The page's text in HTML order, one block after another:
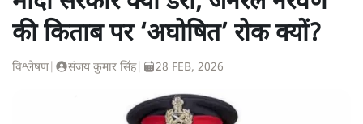
की किताब पर ‘अघोषित’ रोक क्यों?
विश्लेषण| संजय कुमार सिंह| 28 FEB, 2026